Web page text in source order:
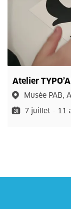
Atelier
Musée PAB,
7 juillet - 11